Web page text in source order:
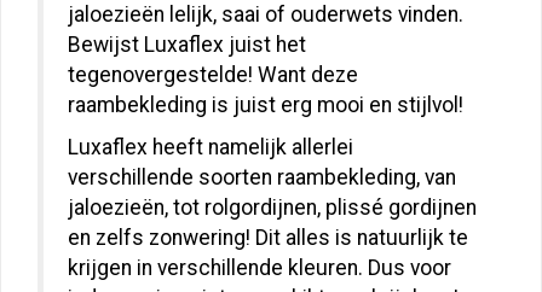
jaloezieën lelijk, saai of ouderwets vinden.
Bewijst Luxaflex juist het
tegenovergestelde! Want deze
raambekleding is juist erg mooi en stijlvol!
Luxaflex heeft namelijk allerlei
verschillende soorten raambekleding, van
jaloezieën, tot rolgordijnen, plissé gordijnen
en zelfs zonwering! Dit alles is natuurlijk te
krijgen in verschillende kleuren. Dus voor